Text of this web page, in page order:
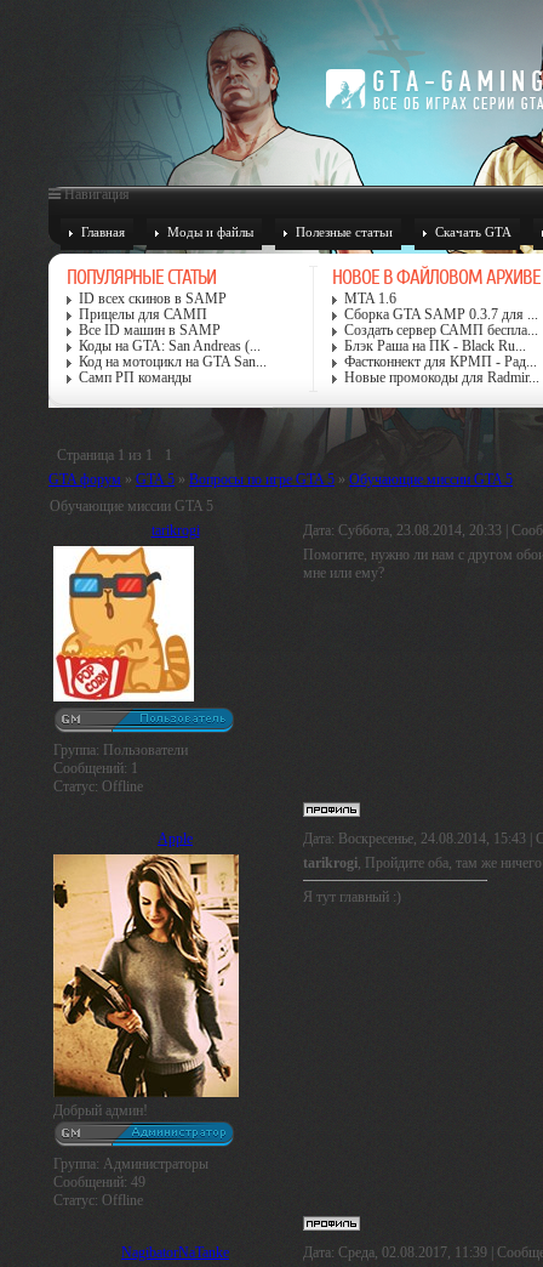
Навигация
Главная Моды и файлы Полезные статьи Скачать GTA
ПОПУЛЯРНЫЕ СТАТЬИ
ID всех скинов в SAMP
Прицелы для САМП
Все ID машин в SAMP
Коды на GTA: San Andreas (...
Код на мотоцикл на GTA San...
Самп РП команды
НОВОЕ В ФАЙЛОВОМ АРХИВЕ
MTA 1.6
Сборка GTA SAMP 0.3.7 для ...
Создать сервер САМП беспла...
Блэк Раша на ПК - Black Ru...
Фастконнект для КРМП - Рад...
Новые промокоды для Radmir...
Страница 1 из 1
1
GTA форум » GTA 5 » Вопросы по игре GTA 5 » Обучающие миссии GTA 5
Обучающие миссии GTA 5
tarikrogi
Дата: Суббота, 23.08.2014, 20:33 |
Группа: Пользователи
Сообщений: 1
Статус: Offline
Помогите, нужно ли нам с другом
мне или ему?
Apple Дата: Воскресенье, 24.08.2014, 15:43
Добрый админ!
Группа: Администраторы
Сообщений: 49
Статус: Offline
tarikrogi, Пройдите оба, там же
Я тут главный :)
NagibatorNaTanke Дата: Среда, 02.08.2017, 11:39 |